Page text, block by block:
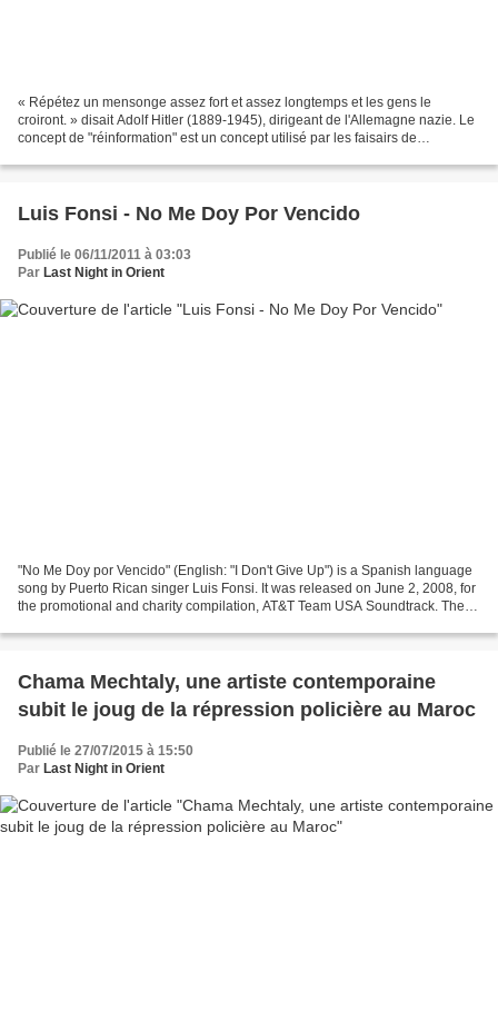
« Répétez un mensonge assez fort et assez longtemps et les gens le
croiront. » disait Adolf Hitler (1889-1945), dirigeant de l'Allemagne nazie. Le
concept de "réinformation" est un concept utilisé par les faisairs de
Luis Fonsi - No Me Doy Por Vencido
Publié le 06/11/2011 à 03:03
Par Last Night in Orient
"No Me Doy por Vencido" (English: "I Don't Give Up") is a Spanish language
song by Puerto Rican singer Luis Fonsi. It was released on June 2, 2008, for
the promotional and charity compilation, AT&T Team USA Soundtrack. The
Chama Mechtaly, une artiste contemporaine
subit le joug de la répression policière au Maroc
Publié le 27/07/2015 à 15:50
Par Last Night in Orient